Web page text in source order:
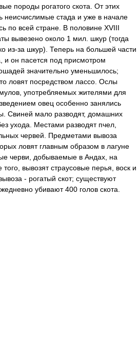
породы рогатого скота. От этих
неисчислимые стада и уже в начале
по всей стране. В половине XVIII
вывезено около 1 мил. шкур (тогда
из-за шкур). Теперь на большей части
и он пасется под присмотром
значительно уменьшилось;
ловят посредством лассо. Ослы
употребляемых жителями для
овец особенно занялись
Свиней мало разводят, домашних
ухода. Местами разводят пчел,
червей. Предметами вывоза
ловят главным образом в лагуне
черви, добываемые в Андах, на
вывозят страусовые перья, воск и
- рогатый скот; существуют
убивают 400 голов скота.